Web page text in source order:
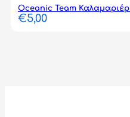
Oceanic Team
€5,00